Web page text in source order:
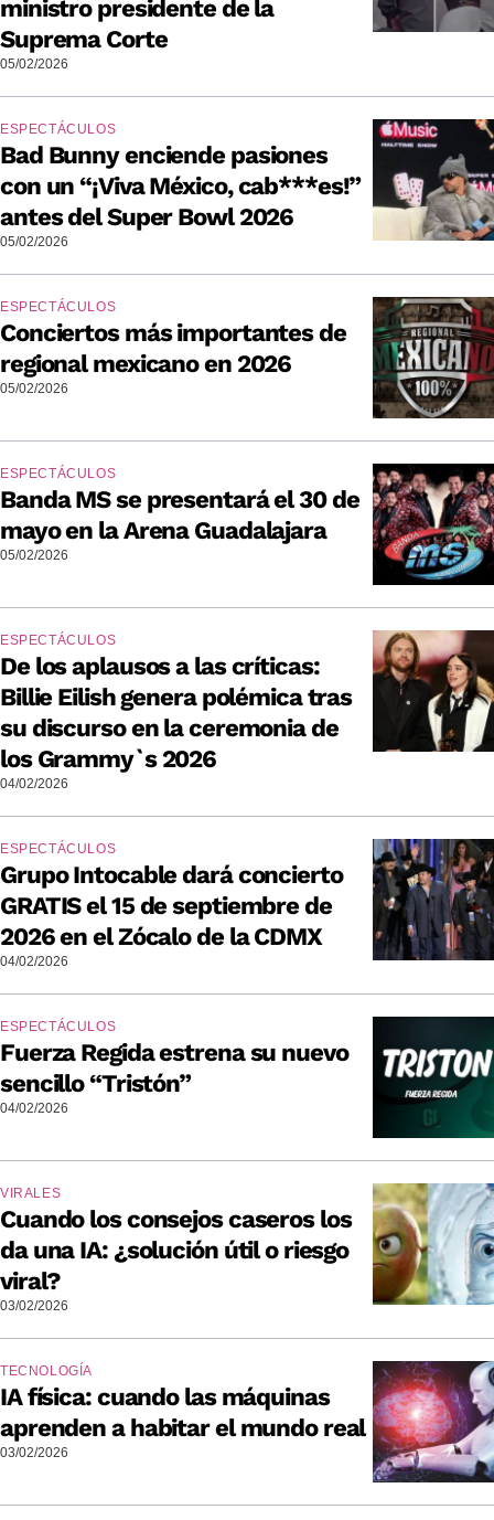
ministro presidente de la
Suprema Corte
05/02/2026
ESPECTÁCULOS
Bad Bunny enciende pasiones
con un “¡Viva México, cab***es!”
antes del Super Bowl 2026
05/02/2026
ESPECTÁCULOS
Conciertos más importantes de
regional mexicano en 2026
05/02/2026
ESPECTÁCULOS
Banda MS se presentará el 30 de
mayo en la Arena Guadalajara
05/02/2026
ESPECTÁCULOS
De los aplausos a las críticas:
Billie Eilish genera polémica tras
su discurso en la ceremonia de
los Grammy`s 2026
04/02/2026
ESPECTÁCULOS
Grupo Intocable dará concierto
GRATIS el 15 de septiembre de
2026 en el Zócalo de la CDMX
04/02/2026
ESPECTÁCULOS
Fuerza Regida estrena su nuevo
sencillo “Tristón”
04/02/2026
VIRALES
Cuando los consejos caseros los
da una IA: ¿solución útil o riesgo
viral?
03/02/2026
TECNOLOGÍA
IA física: cuando las máquinas
aprenden a habitar el mundo real
03/02/2026